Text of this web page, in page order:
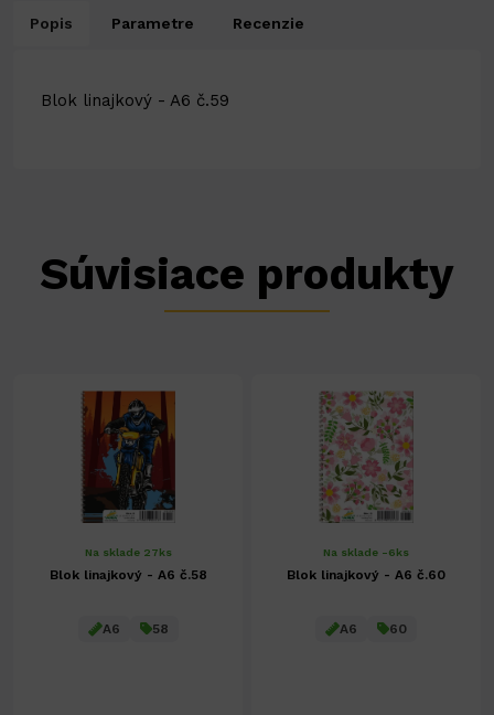
Popis Parametre Recenzie
Blok linajkový - A6 č.59
Súvisiace produkty
Na sklade 27ks
Blok linajkový - A6 č.58
A6 58
Na sklade -6ks
Blok linajkový - A6 č.60
A6 60